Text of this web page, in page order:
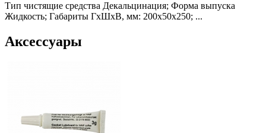
Тип чистящие средства Декальцинация; Форма выпуска
Жидкость; Габариты ГхШхВ, мм: 200х50х250; ...
Аксессуары